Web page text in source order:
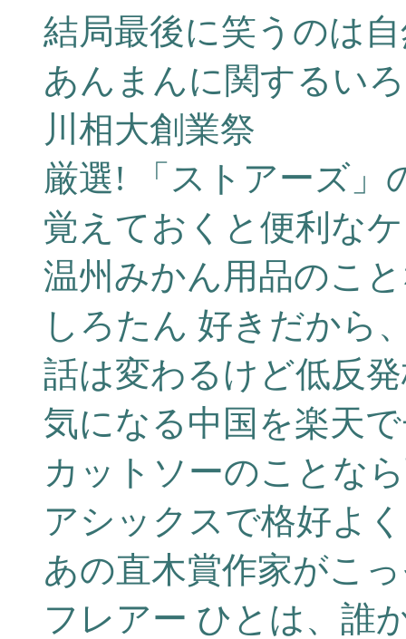
結局最後に笑うのは
あんまんに関するい
川相大創業祭
厳選! 「ストアーズ」
覚えておくと便利な
温州みかん用品のこ
しろたん 好きだから
話は変わるけど低反
気になる中国を楽天
カットソーのことな
アシックスで格好よ
あの直木賞作家がこ
フレアー ひとは、誰